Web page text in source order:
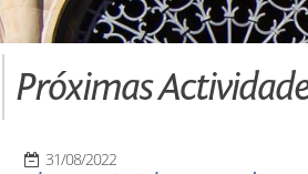
Próximas
31/08/2022